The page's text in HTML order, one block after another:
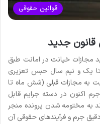
قوانین حقوقی
جدید
مجازات خیانت در امانت طبق
از سه ماه تا یک و نیم سال حبس تعزیری
به مجازات قبلی (شش ماه تا
در دسته جرایم قابل
به مختومه شدن پرونده منجر
دقیق جرم و فرآیندهای حقوقی آن